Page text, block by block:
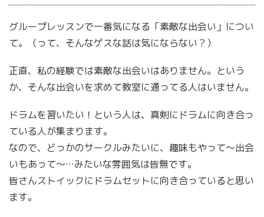
グループレッスンで一番気になる「素敵な出会い」につい
て。（って、そんなゲスな話は気にならない？）
正直、私の経験では素敵な出会いはありません。という
か、そんな出会いを求めて教室に通ってる人はいません。
ドラムを習いたい！という人は、真剣にドラムに向き合っ
ている人が集まります。
なので、どっかのサークルみたいに、趣味もやって〜出会
いもあって〜…みたいな雰囲気は皆無です。
皆さんストイックにドラムセットに向き合っていると思い
ます。